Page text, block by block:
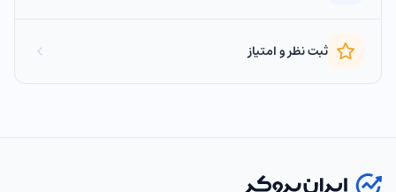
ثبت نظر و امتیاز